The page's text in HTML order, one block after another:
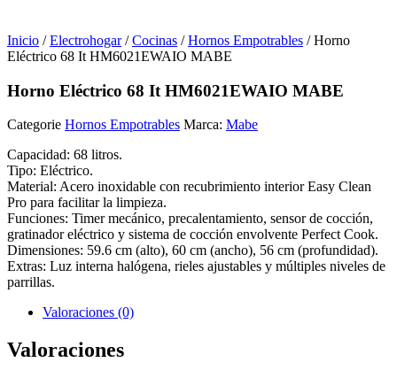
Inicio /Electrohogar/Cocinas /Hornos Empotrables / Horno
Eléctrico 68 It HM6021EWAIO MABE
Horno Eléctrico 68 It HM6021EWAIO MABE
Categorie Hornos Empotrables Marca: Mabe
Capacidad: 68 litros.
Tipo: Eléctrico.
Material: Acero inoxidable con recubrimiento interior Easy Clean
Pro para facilitar la limpieza.
Funciones: Timer mecánico, precalentamiento, sensor de cocción,
gratinador eléctrico y sistema de cocción envolvente Perfect Cook.
Dimensiones: 59.6 cm (alto), 60 cm (ancho), 56 cm (profundidad).
Extras: Luz interna halógena, rieles ajustables y múltiples niveles de
parrillas.
Valoraciones (0)
Valoraciones